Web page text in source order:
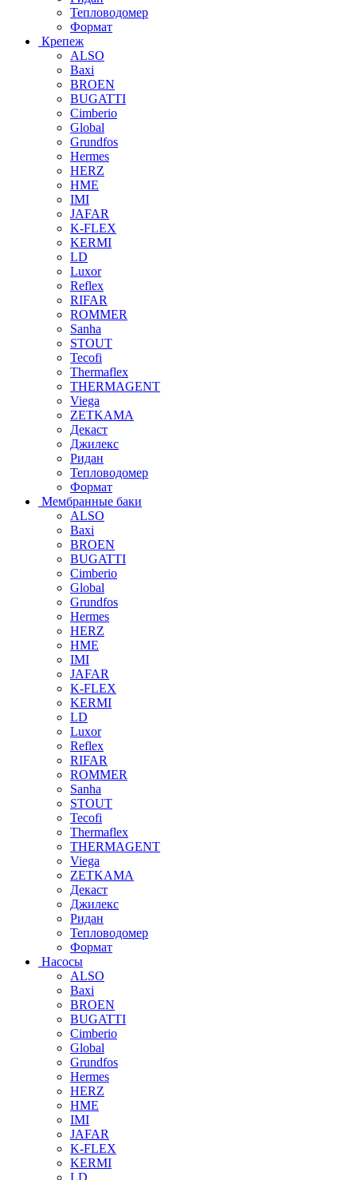
Тепловодомер
Формат
Крепеж
ALSO
Baxi
BROEN
BUGATTI
Cimberio
Global
Grundfos
Hermes
HERZ
HME
IMI
JAFAR
K-FLEX
KERMI
LD
Luxor
Reflex
RIFAR
ROMMER
Sanha
STOUT
Tecofi
Thermaflex
THERMAGENT
Viega
ZETKAMA
Декаст
Джилекс
Ридан
Тепловодомер
Формат
Мембранные баки
ALSO
Baxi
BROEN
BUGATTI
Cimberio
Global
Grundfos
Hermes
HERZ
HME
IMI
JAFAR
K-FLEX
KERMI
LD
Luxor
Reflex
RIFAR
ROMMER
Sanha
STOUT
Tecofi
Thermaflex
THERMAGENT
Viega
ZETKAMA
Декаст
Джилекс
Ридан
Тепловодомер
Формат
Насосы
ALSO
Baxi
BROEN
BUGATTI
Cimberio
Global
Grundfos
Hermes
HERZ
HME
IMI
JAFAR
K-FLEX
KERMI
LD